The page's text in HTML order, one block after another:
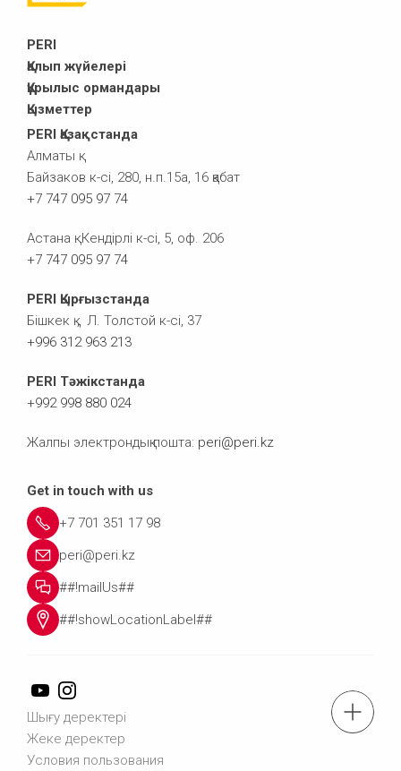
Тел.: +7 701 351 17 98
PERI
Қалып жүйелері
Құрылыс ормандары
Қызметтер
PERI Қазақстанда
Алматы қ.
Байзаков к-сі, 280, н.п.15а, 16 қабат
+7 747 095 97 74
Астана қ. Кендірлі к-сі, 5, оф. 206
+7 747 095 97 74
PERI Қырғызстанда
Бішкек қ., Л. Толстой к-сі, 37
+996 312 963 213
PERI Тәжікстанда
+992 998 880 024
Жалпы электрондық пошта: peri@peri.kz
Get in touch with us
+7 701 351 17 98
peri@peri.kz
##!mailUs##
##!showLocationLabel##
Шығу деректері
Жеке деректер
Условия пользования